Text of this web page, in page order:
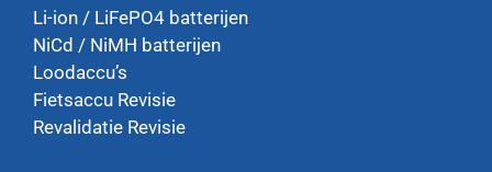
Li-ion / LiFePO4 batterijen
NiCd / NiMH batterijen
Loodaccu’s
Fietsaccu Revisie
Revalidatie Revisie